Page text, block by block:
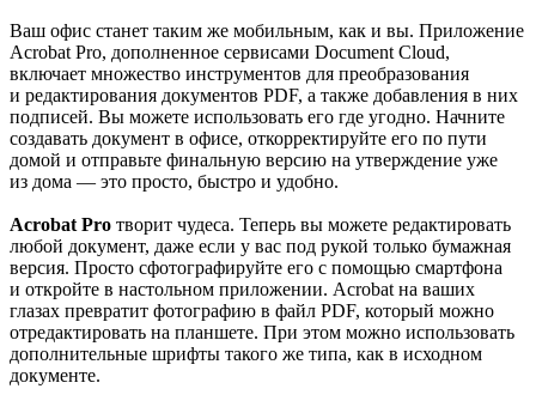
Ваш офис станет таким же мобильным, как и вы. Приложение
Acrobat Pro, дополненное сервисами Document Cloud,
включает множество инструментов для преобразования
и редактирования документов PDF, а также добавления в них
подписей. Вы можете использовать его где угодно. Начните
создавать документ в офисе, откорректируйте его по пути
домой и отправьте финальную версию на утверждение уже
из дома — это просто, быстро и удобно.
Acrobat Pro творит чудеса. Теперь вы можете редактировать
любой документ, даже если у вас под рукой только бумажная
версия. Просто сфотографируйте его с помощью смартфона
и откройте в настольном приложении. Acrobat на ваших
глазах превратит фотографию в файл PDF, который можно
отредактировать на планшете. При этом можно использовать
дополнительные шрифты такого же типа, как в исходном
документе.